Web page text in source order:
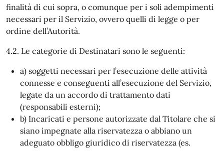
finalità di cui sopra, o comunque per i soli adempimenti
necessari per il Servizio, ovvero quelli di legge o per
ordine dell’Autorità.
4.2. Le categorie di Destinatari sono le seguenti:
a) soggetti necessari per l’esecuzione delle attività
connesse e conseguenti all’esecuzione del Servizio,
legate da un accordo di trattamento dati
(responsabili esterni);
b) Incaricati e persone autorizzate dal Titolare che si
siano impegnate alla riservatezza o abbiano un
adeguato obbligo giuridico di riservatezza (es.